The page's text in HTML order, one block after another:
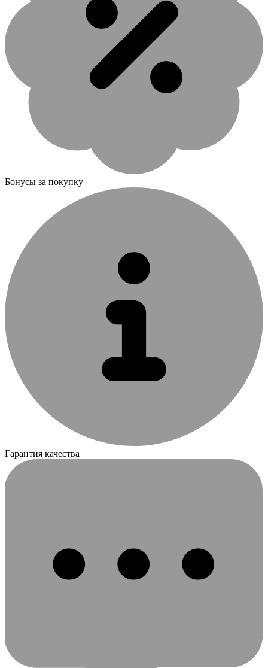
Бонусы за покупку
Гарантия качества